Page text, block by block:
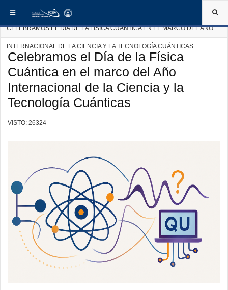
ESTÁ AQUÍ: INICIO
CELEBRAMOS EL DÍA DE LA FÍSICA CUÁNTICA EN EL MARCO DEL AÑO
INTERNACIONAL DE LA CIENCIA Y LA TECNOLOGÍA CUÁNTICAS
Celebramos el Día de la Física
Cuántica en el marco del Año
Internacional de la Ciencia y la
Tecnología Cuánticas
VISTO: 26324